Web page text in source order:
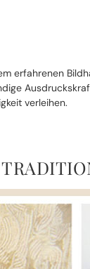
erfahrenen
verleihen.